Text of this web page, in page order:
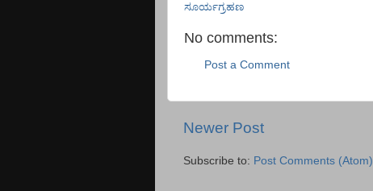
ಸೂರ್ಯಗ್ರಹಣ
No comments:
Post a Comment
Newer Post
Subscribe to: Post Comments (Atom)